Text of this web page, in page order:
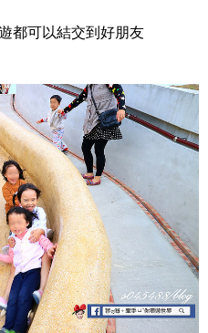
都可以結交到好朋友